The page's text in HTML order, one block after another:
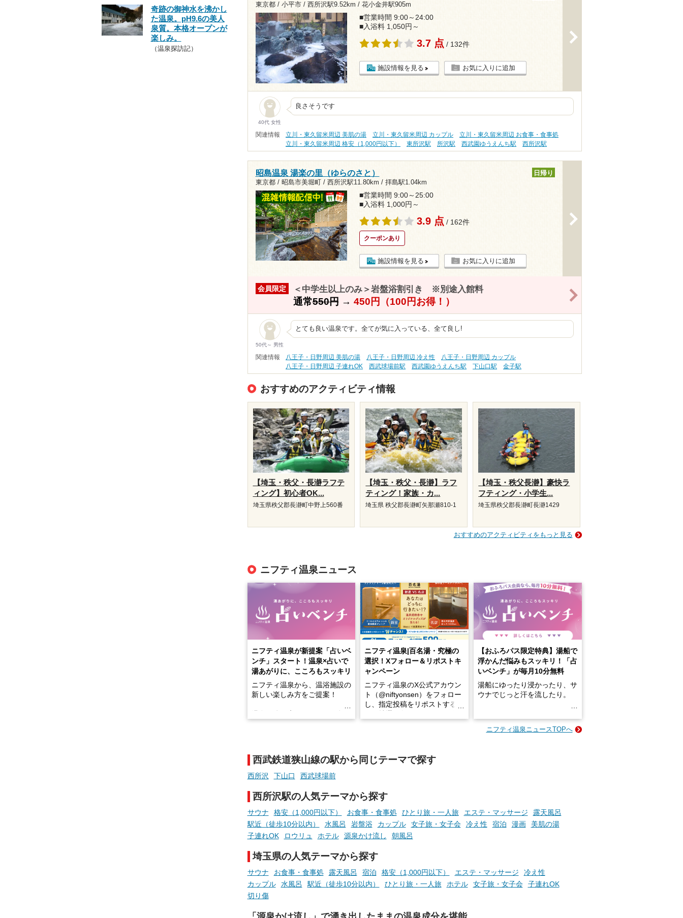
東京都 / 小平市 / 西所沢駅9.52km / 花小金井駅905m
■営業時間 9:00～24:00
■入浴料 1,050円～
3.7 点 / 132件
施設情報を見る お気に入りに追加
40代 女性
良さそうです
関連情報 立川・東久留米周辺 美肌の湯 立川・東久留米周辺 カップル
立川・東久留米周辺 お食事・食事処
立川・東久留米周辺 格安（1,000円以下）
東所沢駅 所沢駅 西武園ゆうえんち駅 西所沢駅
昭島温泉 湯楽の里（ゆらのさと）
東京都 / 昭島市美堀町 / 西所沢駅11.80km / 拝島駅1.04km
日帰り
■営業時間 9:00～25:00
■入浴料 1,000円～
3.9 点 / 162件
クーポンあり
施設情報を見る お気に入りに追加
会員限定 ＜中学生以上のみ＞岩盤浴割引き ※別途入館料
通常550円→ 450円（100円お得！）
50代～ 男性
とても良い温泉です。全てが気に入っている、全て良し!
関連情報 八王子・日野周辺 美肌の湯 八王子・日野周辺 冷え性
八王子・日野周辺 カップル
八王子・日野周辺 子連れOK
西武球場前駅 西武園ゆうえんち駅 下山口駅 金子駅
おすすめのアクティビティ情報
【埼玉・秩父・長瀞ラフテ
ィング】初心者OK...
埼玉県秩父郡長瀞町中野上560番
【埼玉・秩父・長瀞】ラフ
ティング！家族・カ...
埼玉県 秩父郡長瀞町矢那瀬810-1
【埼玉・秩父長瀞】豪快ラ
フティング・小学生...
埼玉県秩父郡長瀞町長瀞1429
おすすめのアクティビティをもっと見る
ニフティ温泉ニュース
ニフティ温泉が新提案「占いベ
ンチ」スタート！温泉×占いで
湯あがりに、こころもスッキリ
ニフティ温泉から、温浴施設の
新しい楽しみ方をご提案！
手相やタロットなど気軽に楽し
める占いで、“ととのう”おふろ
時間を、もっと特別に。
ニフティ温泉|百名湯・究極の
選択！Xフォロー＆リポストキ
ャンペーン
ニフティ温泉のX公式アカウン
ト（@niftyonsen）をフォロー
し、指定投稿をリポストする
【おふろパス限定特典】湯船で
浮かんだ悩みもスッキリ！「占
いベンチ」が毎月10分無料
湯船にゆったり浸かったり、サ
ウナでじっと汗を流したり。
そんな「一人でぼんやり過ごす
お風呂でリラックスしているか
らこそ向き合える、大切な自分
の本音。
たら素敵ですよね。
ニフティ温泉ニュースTOPへ
西武鉄道狭山線の駅から同じテーマで探す
西所沢 下山口 西武球場前
西所沢駅の人気テーマから探す
サウナ 格安（1,000円以下） お食事・食事処 ひとり旅・一人旅 エステ・マッサージ
露天風呂
駅近（徒歩10分以内）
水風呂 岩盤浴 カップル 女子旅・女子会 冷え性 宿泊 漫画
美肌の湯
子連れOK
ロウリュ ホテル 源泉かけ流し 朝風呂
埼玉県の人気テーマから探す
サウナ お食事・食事処 露天風呂 宿泊 格安（1,000円以下） エステ・マッサージ
冷え性
カップル
水風呂 駅近（徒歩10分以内） ひとり旅・一人旅 ホテル 女子旅・女子会
子連れOK
切り傷
奇跡の御神水を沸かし
た温泉。pH9.6の美人
泉質。本格オープンが
楽しみ。
（温泉探訪記）